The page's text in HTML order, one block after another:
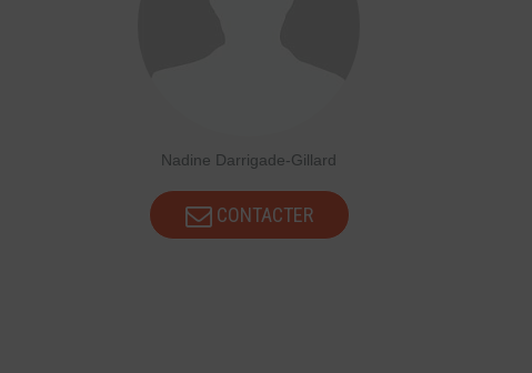
Nadine Darrigade-Gillard
CONTACTER